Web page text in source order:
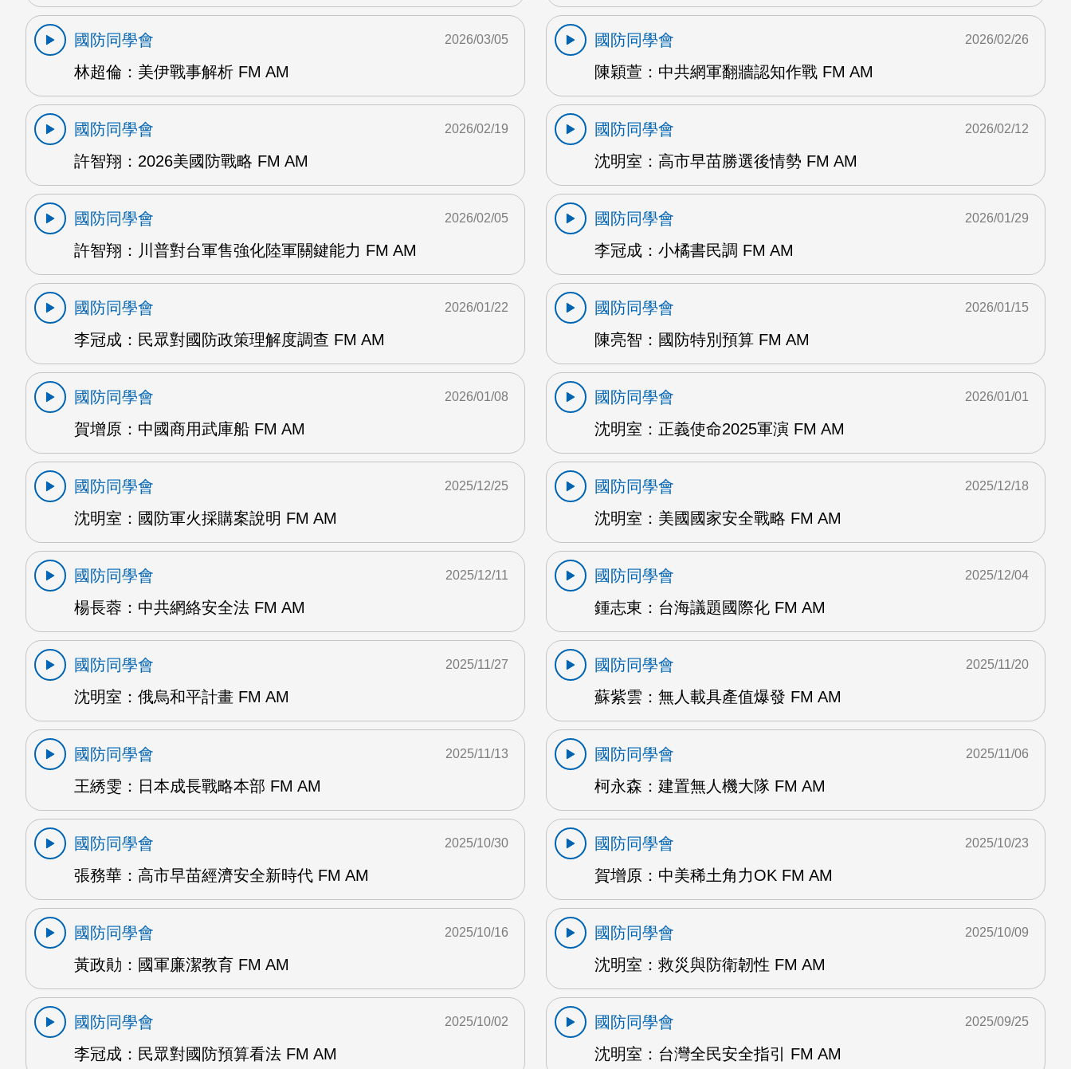
國防同學會
林超倫：美伊戰事解析 FM AM
2026/03/05
國防同學會
陳穎萱：中共網軍翻牆認知作戰 FM AM
2026/02/26
國防同學會
許智翔：2026美國防戰略 FM AM
2026/02/19
國防同學會
沈明室：高市早苗勝選後情勢 FM AM
2026/02/12
國防同學會
許智翔：川普對台軍售強化陸軍關鍵能力 FM AM
2026/02/05
國防同學會
李冠成：小橘書民調 FM AM
2026/01/29
國防同學會
李冠成：民眾對國防政策理解度調查 FM AM
2026/01/22
國防同學會
陳亮智：國防特別預算 FM AM
2026/01/15
國防同學會
賀增原：中國商用武庫船 FM AM
2026/01/08
國防同學會
沈明室：正義使命2025軍演 FM AM
2026/01/01
國防同學會
沈明室：國防軍火採購案說明 FM AM
2025/12/25
國防同學會
沈明室：美國國家安全戰略 FM AM
2025/12/18
國防同學會
楊長蓉：中共網絡安全法 FM AM
2025/12/11
國防同學會
鍾志東：台海議題國際化 FM AM
2025/12/04
國防同學會
沈明室：俄烏和平計畫 FM AM
2025/11/27
國防同學會
蘇紫雲：無人載具產值爆發 FM AM
2025/11/20
國防同學會
王綉雯：日本成長戰略本部 FM AM
2025/11/13
國防同學會
柯永森：建置無人機大隊 FM AM
2025/11/06
國防同學會
張務華：高市早苗經濟安全新時代 FM AM
2025/10/30
國防同學會
賀增原：中美稀土角力OK FM AM
2025/10/23
國防同學會
黃政勛：國軍廉潔教育 FM AM
2025/10/16
國防同學會
沈明室：救災與防衛韌性 FM AM
2025/10/09
國防同學會
李冠成：民眾對國防預算看法 FM AM
2025/10/02
國防同學會
沈明室：台灣全民安全指引 FM AM
2025/09/25